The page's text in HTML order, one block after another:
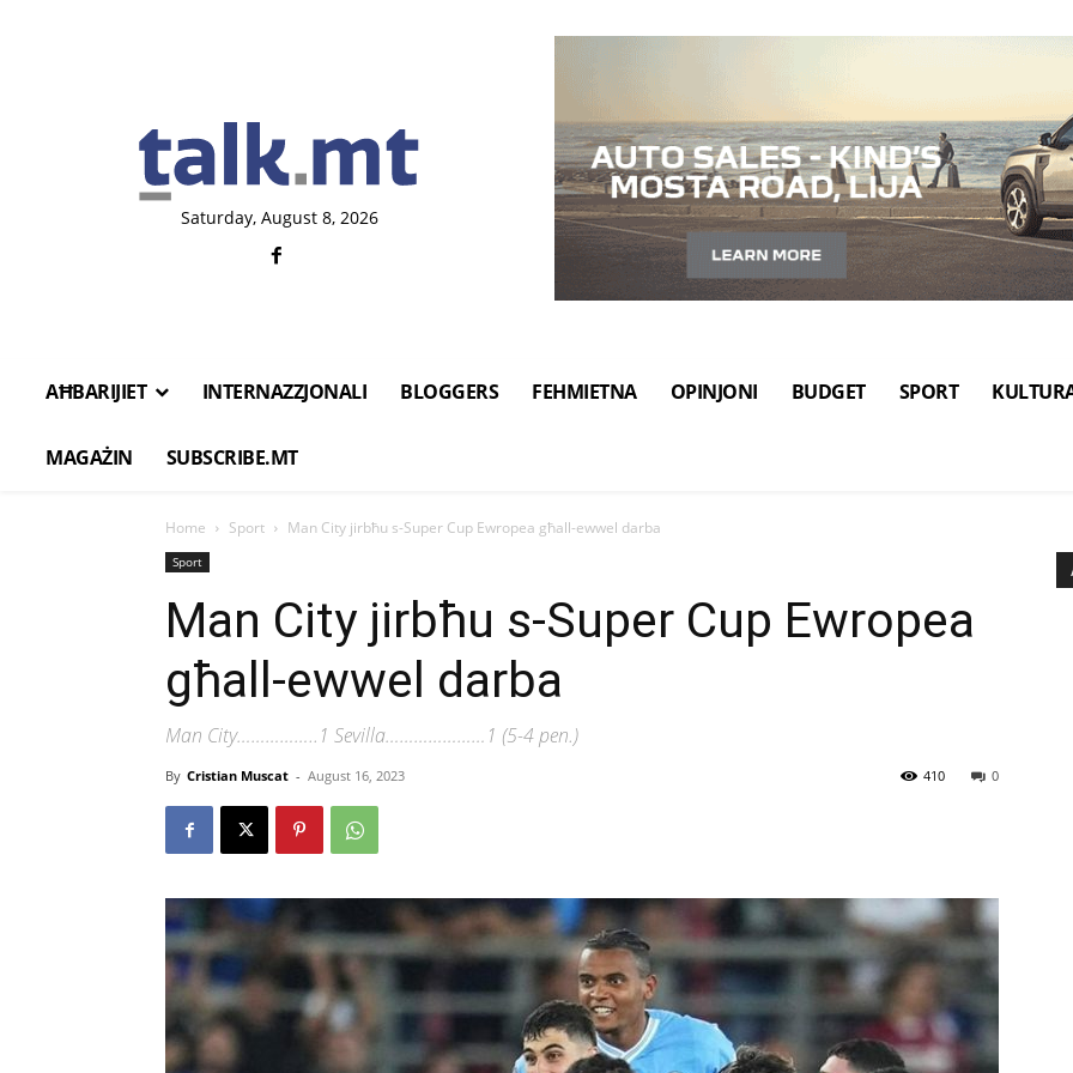
Saturday, August 8, 2026
AĦBARIJIET INTERNAZZJONALI BLOGGERS FEHMIETNA OPINJONI BUDGET SPORT
MAGAŻIN SUBSCRIBE.MT
Home Sport Man City jirbħu s-Super Cup Ewropea għall-ewwel darba
Sport
Man City jirbħu s-Super Cup Ewropea
għall-ewwel darba
Man City……………..1 Sevilla…………………1 (5-4 pen.)
By Cristian Muscat - August 16, 2023 0
410